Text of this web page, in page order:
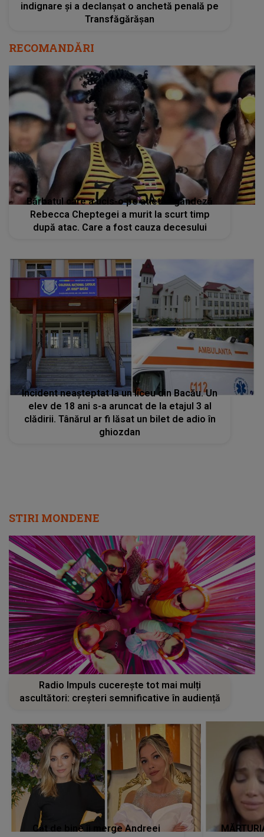
indignare și a declanșat o anchetă penală pe
Transfăgărășan
RECOMANDĂRI
Bărbatul care a ucis-o pe atleta ugandeză
Rebecca Cheptegei a murit la scurt timp
după atac. Care a fost cauza decesului
Incident neașteptat la un liceu din Bacău. Un
elev de 18 ani s-a aruncat de la etajul 3 al
clădirii. Tânărul ar fi lăsat un bilet de adio în
ghiozdan
STIRI MONDENE
Radio Impuls cucerește tot mai mulți
ascultători: creșteri semnificative în audiență
Cât de bine îi merge Andreei